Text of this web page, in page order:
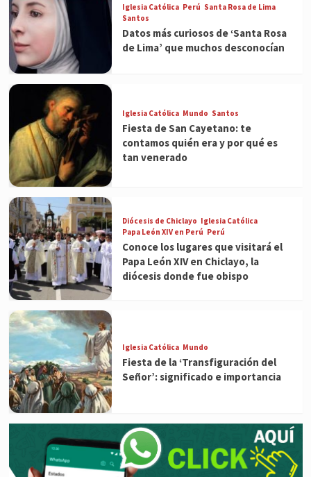
Iglesia Católica Perú Santa Rosa de Lima
Santos
Datos más curiosos de ‘Santa Rosa
de Lima’ que muchos desconocían
Iglesia Católica Mundo Santos
Fiesta de San Cayetano: te
contamos quién era y por qué es
tan venerado
Diócesis de Chiclayo Iglesia Católica
Papa León XIV en Perú Perú
Conoce los lugares que visitará el
Papa León XIV en Chiclayo, la
diócesis donde fue obispo
Iglesia Católica Mundo
Fiesta de la ‘Transfiguración del
Señor’: significado e importancia